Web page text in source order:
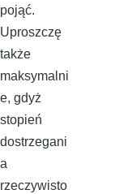
pojąć.
Uproszczę
także
maksymalni
e, gdyż
stopień
dostrzegani
a
rzeczywisto